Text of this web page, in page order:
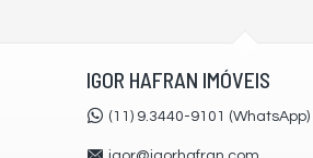
IGOR HAFRAN IMÓVEIS
(11) 9.3440-9101 (WhatsApp)